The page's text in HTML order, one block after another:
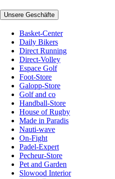
Unsere Geschäfte
Basket-Center
Daily Bikers
Direct Running
Direct-Volley
Espace Golf
Foot-Store
Galopp-Store
Golf and co
Handball-Store
House of Rugby
Made in Paradis
Nauti-wave
On-Fight
Padel-Expert
Pecheur-Store
Pet and Garden
Slowood Interior